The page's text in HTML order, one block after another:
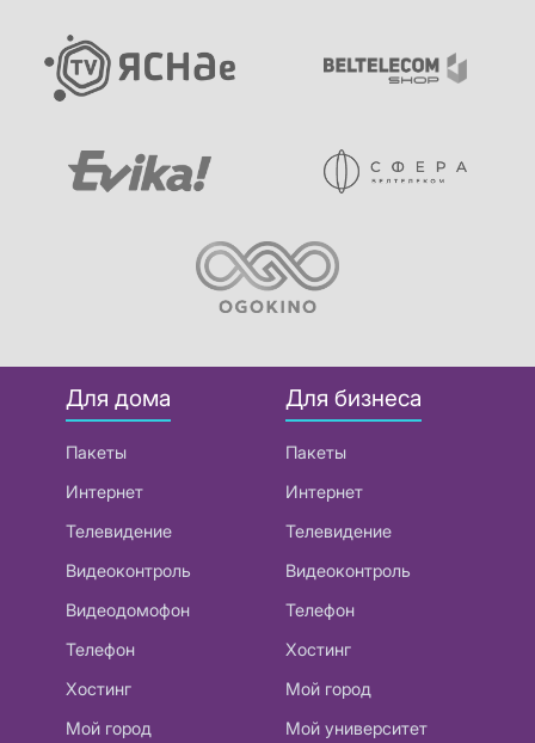
Для дома
Пакеты
Интернет
Телевидение
Видеоконтроль
Видеодомофон
Телефон
Хостинг
Мой город
Для бизнеса
Пакеты
Интернет
Телевидение
Видеоконтроль
Телефон
Хостинг
Мой город
Мой университет